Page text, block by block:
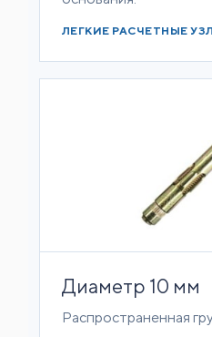
ЛЕГКИЕ РАСЧЕТНЫЕ
Диаметр 10 мм
Распространенная